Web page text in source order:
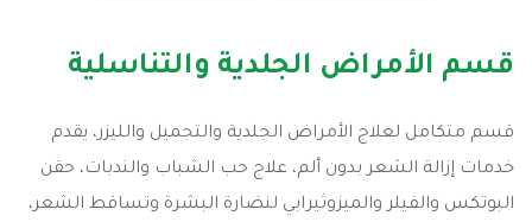
قسم الأمراض الجلدية والتناسلية
قسم متكامل لعلاج الأمراض الجلدية والتجميل والليزر، يقدم
خدمات إزالة الشعر بدون ألم، علاج حب الشباب والندبات، حقن
البوتكس والفيلر والميزوثيرابي لنضارة البشرة وتساقط الشعر،